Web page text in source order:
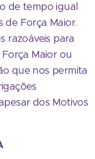
de tempo igual
de Força Maior.
razoáveis para
Maior ou
que nos permita
dos Motivos